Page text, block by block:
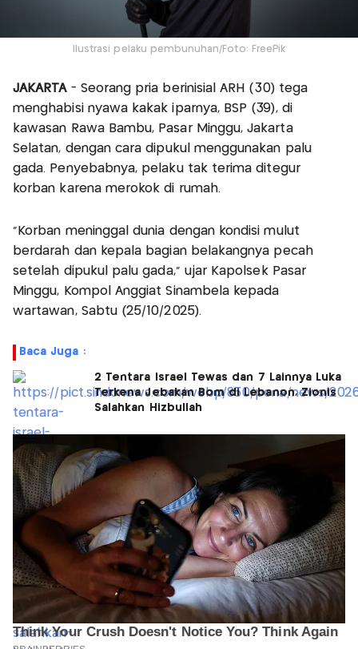
Ilustrasi pelaku pembunuhan/Foto: FreePik
JAKARTA- Seorang pria berinisial ARH (30) tega
menghabisi nyawa kakak iparnya, BSP (39), di
kawasan Rawa Bambu, Pasar Minggu, Jakarta
Selatan, dengan cara dipukul menggunakan palu
gada. Penyebabnya, pelaku tak terima ditegur
korban karena merokok di rumah.
"Korban meninggal dunia dengan kondisi mulut
berdarah dan kepala bagian belakangnya pecah
setelah dipukul palu gada," ujar Kapolsek Pasar
Minggu, Kompol Anggiat Sinambela kepada
wartawan, Sabtu (25/10/2025).
Baca Juga :
2 Tentara Israel Tewas dan 7 Lainnya Luka
Terkena Jebakan Bom di Lebanon, Zionis
Salahkan Hizbullah